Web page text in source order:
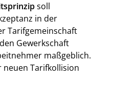
soll
in der
Tarifgemeinschaft
Gewerkschaft
maßgeblich.
neuen Tarifkollision